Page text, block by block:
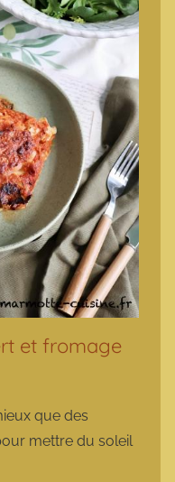
et fromage
que des
mettre du soleil